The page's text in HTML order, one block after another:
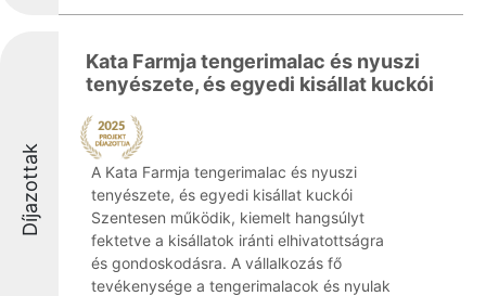
Díjazottak
Kata Farmja tengerimalac és nyuszi
tenyészete, és egyedi kisállat kuckói
A Kata Farmja tengerimalac és nyuszi
tenyészete, és egyedi kisállat kuckói
Szentesen működik, kiemelt hangsúlyt
fektetve a kisállatok iránti elhivatottságra
és gondoskodásra. A vállalkozás fő
tevékenysége a tengerimalacok és nyulak